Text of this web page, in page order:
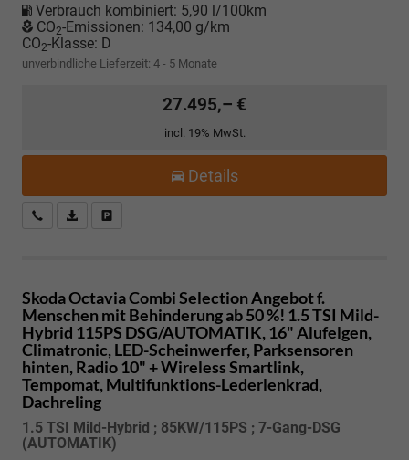
Verbrauch kombiniert: 5,90 l/100km
CO2-Emissionen: 134,00 g/km
CO2-Klasse: D
unverbindliche Lieferzeit: 4 - 5 Monate
27.495,– €
incl. 19% MwSt.
Details
Kostenloser Rückruf-Service
PDF-Datei, Fahrzeugexposé drucken
Skoda Octavia CombiSelection Angebot f.
Menschen mit Behinderung ab 50 %! 1.5 TSI Mild-
Hybrid 115PS DSG/AUTOMATIK, 16" Alufelgen,
Climatronic, LED-Scheinwerfer, Parksensoren
hinten, Radio 10" + Wireless Smartlink,
Tempomat, Multifunktions-Lederlenkrad,
Dachreling
1.5 TSI Mild-Hybrid ; 85KW/115PS ; 7-Gang-DSG
(AUTOMATIK)